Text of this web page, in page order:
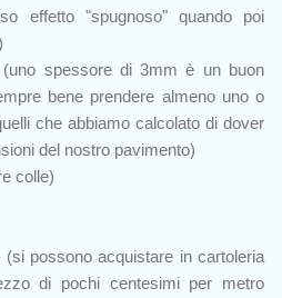
effetto "spugnoso" quando poi
spessore di 3mm è un buon
bene prendere almeno uno o
che abbiamo calcolato di dover
del nostro pavimento)
colle)
possono acquistare in cartoleria
di pochi centesimi per metro